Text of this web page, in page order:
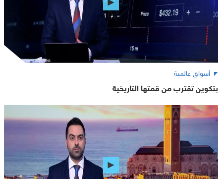
أسواق عالمية
بتكوين تقترب من قمتها التاريخية